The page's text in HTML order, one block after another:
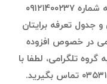
شوند. برای این منظور، لطفا در تلگرام به شماره ۰۹۱۲۱۴۰۰۲۳۷
جدول تعرفه برایتان
در خصوص افزوده
تلگرامی، لطفا با